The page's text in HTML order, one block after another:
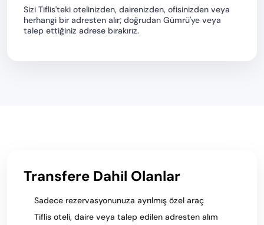
Sizi Tiflis'teki otelinizden, dairenizden, ofisinizden veya
herhangi bir adresten alır; doğrudan Gümrü'ye veya
talep ettiğiniz adrese bırakırız.
Transfere Dahil Olanlar
Sadece rezervasyonunuza ayrılmış özel araç
Tiflis oteli, daire veya talep edilen adresten alım